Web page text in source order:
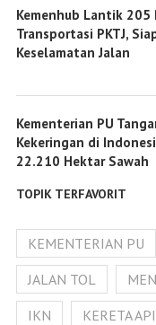
Kemenhub Lantik 205
Transportasi PKTJ,
Keselamatan Jalan
Kementerian PU
Kekeringan di
22.210 Hektar Sawah
TOPIK TERFAVORIT
KEMENTERIAN PU
JALAN TOL
IKN
KERETA API